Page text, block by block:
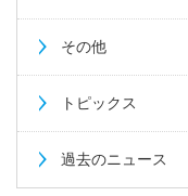
その他
トピックス
過去のニュース